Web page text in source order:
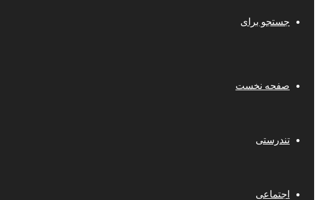
جستجو برای
صفحه نخست
تندرستی
اجتماعی